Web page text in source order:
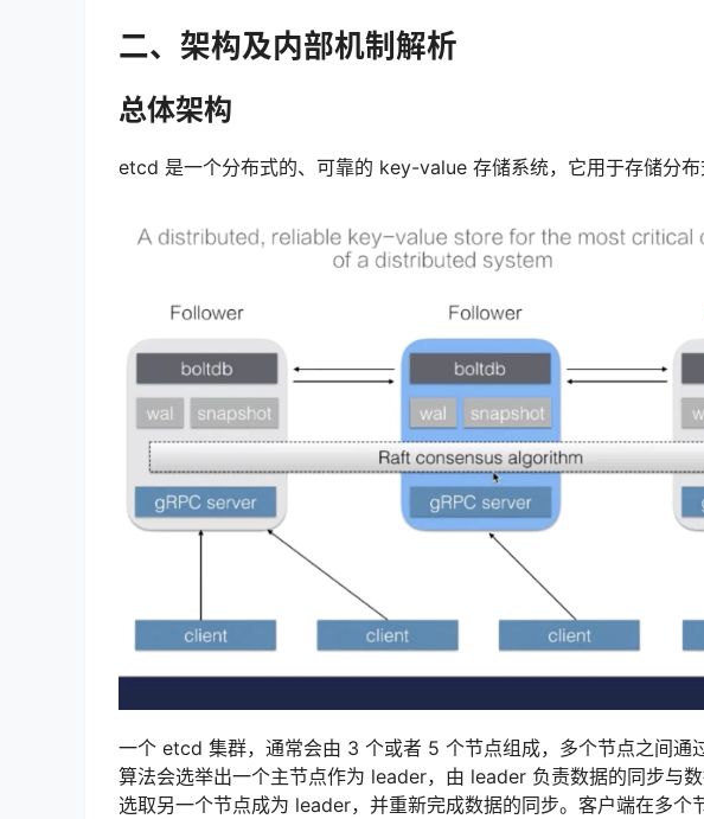
二、架构及内部机制解析
总体架构
etcd 是一个分布式的、可靠的 key-value 存储系统，它用于存储分布
一个 etcd 集群，通常会由 3 个或者 5 个节点组成，多个节点之间通
算法会选举出一个主节点作为 leader，由 leader 负责数据的同步与
选取另一个节点成为 leader，并重新完成数据的同步。客户端在多